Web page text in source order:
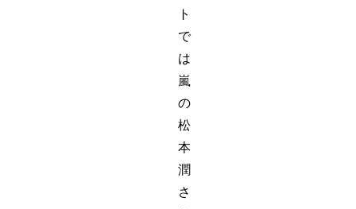
ト
で
は
嵐
の
松
本
潤
さ